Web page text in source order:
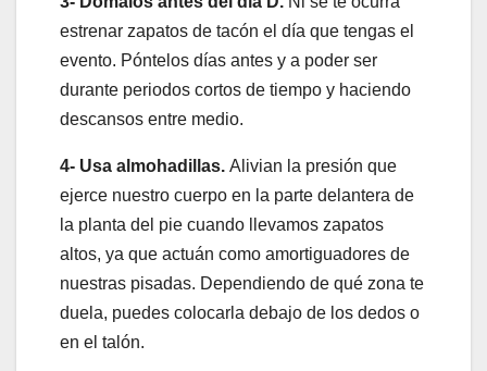
estrenar zapatos de tacón el día que tengas el
evento. Póntelos días antes y a poder ser
durante periodos cortos de tiempo y haciendo
descansos entre medio.
4- Usa almohadillas. Alivian la presión que
ejerce nuestro cuerpo en la parte delantera de
la planta del pie cuando llevamos zapatos
altos, ya que actuán como amortiguadores de
nuestras pisadas. Dependiendo de qué zona te
duela, puedes colocarla debajo de los dedos o
en el talón.